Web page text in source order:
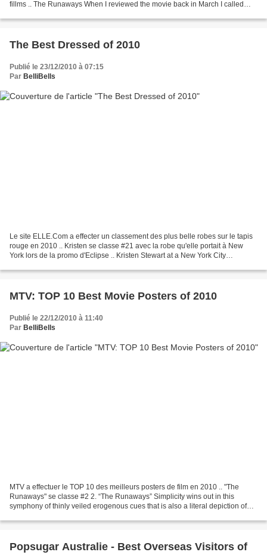
fillms .. The Runaways When I reviewed the movie back in March I called
The Best Dressed of 2010
Publié le 23/12/2010 à 07:15
Par BelliBells
Le site ELLE.Com a effecter un classement des plus belle robes sur le tapis
rouge en 2010 .. Kristen se classe #21 avec la robe qu'elle portait à New
York lors de la promo d'Eclipse .. Kristen Stewart at a New York City
MTV: TOP 10 Best Movie Posters of 2010
Publié le 22/12/2010 à 11:40
Par BelliBells
MTV a effectuer le TOP 10 des meilleurs posters de film en 2010 .. "The
Runaways" se classe #2 2. “The Runaways” Simplicity wins out in this
symphony of thinly veiled erogenous cues that is also a literal depiction of
Popsugar Australie - Best Overseas Visitors of